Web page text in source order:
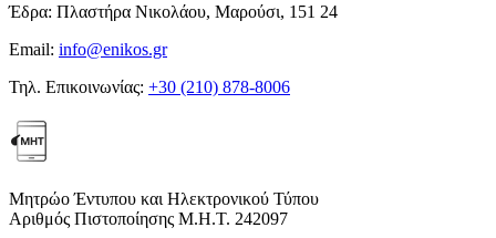
Έδρα: Πλαστήρα Νικολάου, Μαρούσι, 151 24
Email: info@enikos.gr
Τηλ. Επικοινωνίας: +30 (210) 878-8006
Μητρώο Έντυπου και Ηλεκτρονικού Τύπου
Αριθμός Πιστοποίησης Μ.Η.Τ. 242097